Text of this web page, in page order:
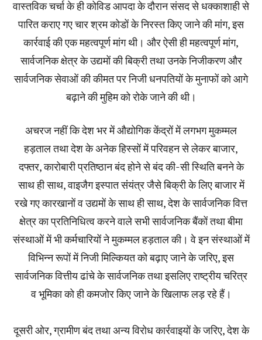
वास्तविक चर्चा के ही कोविड आपदा के दौरान संसद से धक्काशाही से
पारित कराए गए चार श्रम कोडों के निरस्त किए जाने की मांग, इस
कार्रवाई की एक महत्वपूर्ण मांग थी। और ऐसी ही महत्वपूर्ण मांग,
सार्वजनिक क्षेत्र के उद्यमों की बिक्री तथा उनके निजीकरण और
सार्वजनिक सेवाओं की कीमत पर निजी धनपतियों के मुनाफों को आगे
बढ़ाने की मुहिम को रोके जाने की थी।
अचरज नहीं कि देश भर में औद्योगिक केंद्रों में लगभग मुकम्मल
हड़ताल तथा देश के अनेक हिस्सों में परिवहन से लेकर बाजार,
दफ्तर, कारोबारी प्रतिष्ठान बंद होने से बंद की-सी स्थिति बनने के
साथ ही साथ, वाइजैग इस्पात संंयंत्र जैसे बिक्री के लिए बाजार में
रखे गए कारखानों व उद्यमों के साथ ही साथ, देश के सार्वजनिक वित्त
क्षेत्र का प्रतिनिधित्व करने वाले सभी सार्वजनिक बैंकों तथा बीमा
संस्थाओं में भी कर्मचारियों ने मुकम्मल हड़ताल की। वे इन संस्थाओं में
विभिन्न रूपों में निजी मिल्कियत को बढ़ाए जाने के जरिए, इस
सार्वजनिक वित्तीय ढांचे के सार्वजनिक तथा इसलिए राष्ट्रीय चरित्र
व भूमिका को ही कमजोर किए जाने के खिलाफ लड़ रहे हैं।
दूसरी ओर, ग्रामीण बंद तथा अन्य विरोध कार्रवाइयों के जरिए, देश के